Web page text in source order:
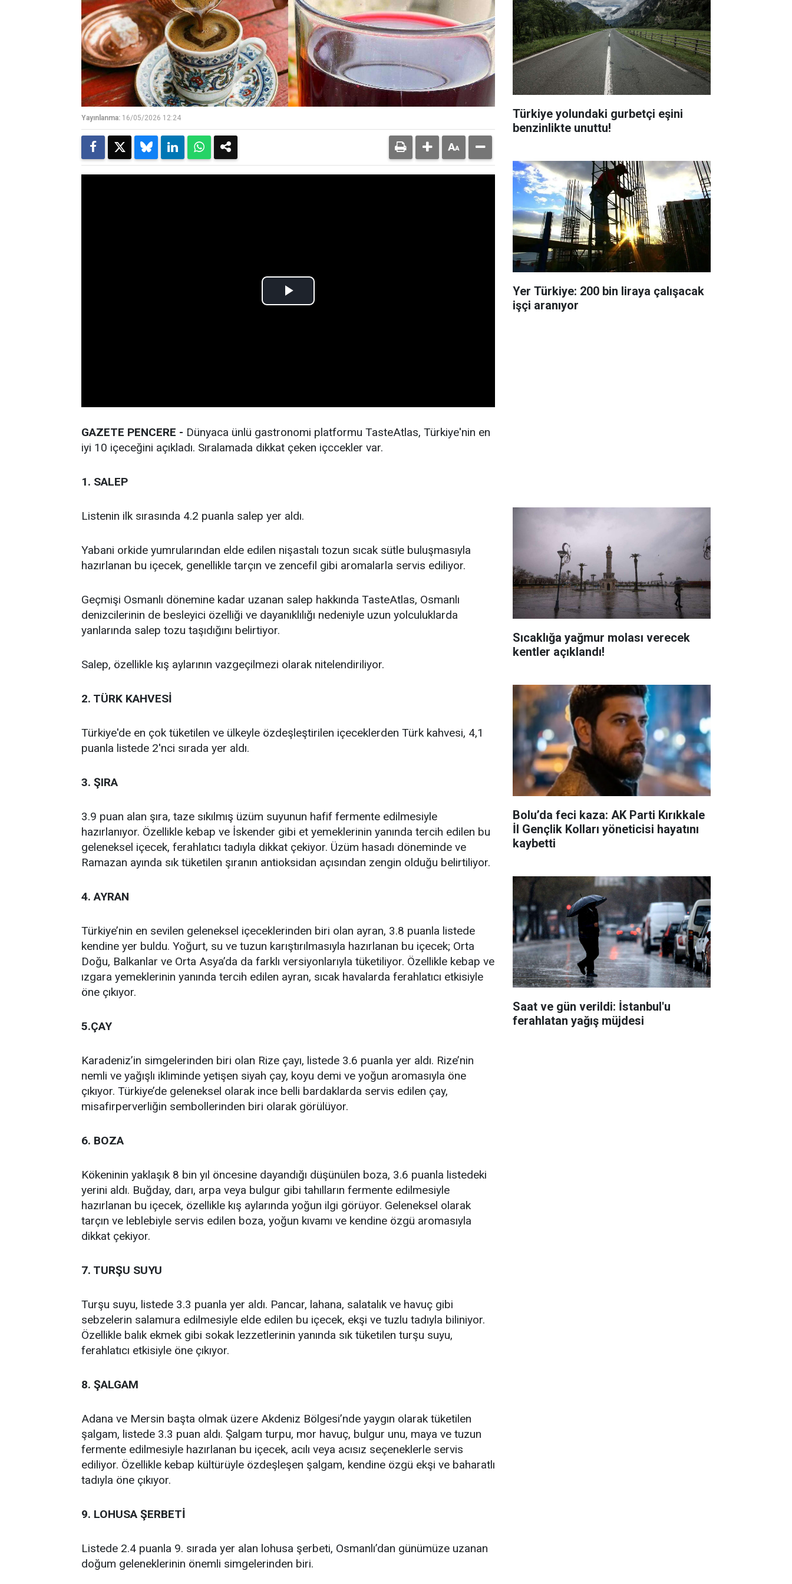
Yayınlanma: 16/05/2026 12:24
GAZETE PENCERE - Dünyaca ünlü gastronomi platformu TasteAtlas, Türkiye'nin en
iyi 10 içeceğini açıkladı. Sıralamada dikkat çeken içccekler var.
1. SALEP
Listenin ilk sırasında 4.2 puanla salep yer aldı.
Yabani orkide yumrularından elde edilen nişastalı tozun sıcak sütle buluşmasıyla
hazırlanan bu içecek, genellikle tarçın ve zencefil gibi aromalarla servis ediliyor.
Geçmişi Osmanlı dönemine kadar uzanan salep hakkında TasteAtlas, Osmanlı
denizcilerinin de besleyici özelliği ve dayanıklılığı nedeniyle uzun yolculuklarda
yanlarında salep tozu taşıdığını belirtiyor.
Salep, özellikle kış aylarının vazgeçilmezi olarak nitelendiriliyor.
2. TÜRK KAHVESİ
Türkiye'de en çok tüketilen ve ülkeyle özdeşleştirilen içeceklerden Türk kahvesi, 4,1
puanla listede 2'nci sırada yer aldı.
3. ŞIRA
3.9 puan alan şıra, taze sıkılmış üzüm suyunun hafif fermente edilmesiyle
hazırlanıyor. Özellikle kebap ve İskender gibi et yemeklerinin yanında tercih edilen bu
geleneksel içecek, ferahlatıcı tadıyla dikkat çekiyor. Üzüm hasadı döneminde ve
Ramazan ayında sık tüketilen şıranın antioksidan açısından zengin olduğu belirtiliyor.
4. AYRAN
Türkiye’nin en sevilen geleneksel içeceklerinden biri olan ayran, 3.8 puanla listede
kendine yer buldu. Yoğurt, su ve tuzun karıştırılmasıyla hazırlanan bu içecek; Orta
Doğu, Balkanlar ve Orta Asya’da da farklı versiyonlarıyla tüketiliyor. Özellikle kebap ve
ızgara yemeklerinin yanında tercih edilen ayran, sıcak havalarda ferahlatıcı etkisiyle
öne çıkıyor.
5.ÇAY
Karadeniz’in simgelerinden biri olan Rize çayı, listede 3.6 puanla yer aldı. Rize’nin
nemli ve yağışlı ikliminde yetişen siyah çay, koyu demi ve yoğun aromasıyla öne
çıkıyor. Türkiye’de geleneksel olarak ince belli bardaklarda servis edilen çay,
misafirperverliğin sembollerinden biri olarak görülüyor.
6. BOZA
Kökeninin yaklaşık 8 bin yıl öncesine dayandığı düşünülen boza, 3.6 puanla listedeki
yerini aldı. Buğday, darı, arpa veya bulgur gibi tahılların fermente edilmesiyle
hazırlanan bu içecek, özellikle kış aylarında yoğun ilgi görüyor. Geleneksel olarak
tarçın ve leblebiyle servis edilen boza, yoğun kıvamı ve kendine özgü aromasıyla
dikkat çekiyor.
7. TURŞU SUYU
Turşu suyu, listede 3.3 puanla yer aldı. Pancar, lahana, salatalık ve havuç gibi
sebzelerin salamura edilmesiyle elde edilen bu içecek, ekşi ve tuzlu tadıyla biliniyor.
Özellikle balık ekmek gibi sokak lezzetlerinin yanında sık tüketilen turşu suyu,
ferahlatıcı etkisiyle öne çıkıyor.
8. ŞALGAM
Adana ve Mersin başta olmak üzere Akdeniz Bölgesi’nde yaygın olarak tüketilen
şalgam, listede 3.3 puan aldı. Şalgam turpu, mor havuç, bulgur unu, maya ve tuzun
fermente edilmesiyle hazırlanan bu içecek, acılı veya acısız seçeneklerle servis
ediliyor. Özellikle kebap kültürüyle özdeşleşen şalgam, kendine özgü ekşi ve baharatlı
tadıyla öne çıkıyor.
9. LOHUSA ŞERBETİ
Listede 2.4 puanla 9. sırada yer alan lohusa şerbeti, Osmanlı’dan günümüze uzanan
doğum geleneklerinin önemli simgelerinden biri.
Türkiye yolundaki gurbetçi eşini
benzinlikte unuttu!
Yer Türkiye: 200 bin liraya çalışacak
işçi aranıyor
Sıcaklığa yağmur molası verecek
kentler açıklandı!
Bolu’da feci kaza: AK Parti Kırıkkale
İl Gençlik Kolları yöneticisi hayatını
kaybetti
Saat ve gün verildi: İstanbul'u
ferahlatan yağış müjdesi